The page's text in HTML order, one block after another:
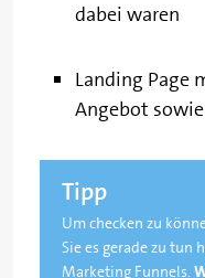
dabei waren
Landing Page
Angebot
Tipp
Um checken zu
Sie es gerade zu tun
Marketing Funnels.